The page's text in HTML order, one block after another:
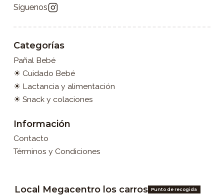
Síguenos
Categorías
Pañal Bebé
☀ Cuidado Bebé
☀ Lactancia y alimentación
☀ Snack y colaciones
Información
Contacto
Términos y Condiciones
Local Megacentro los carros Punto de recogida